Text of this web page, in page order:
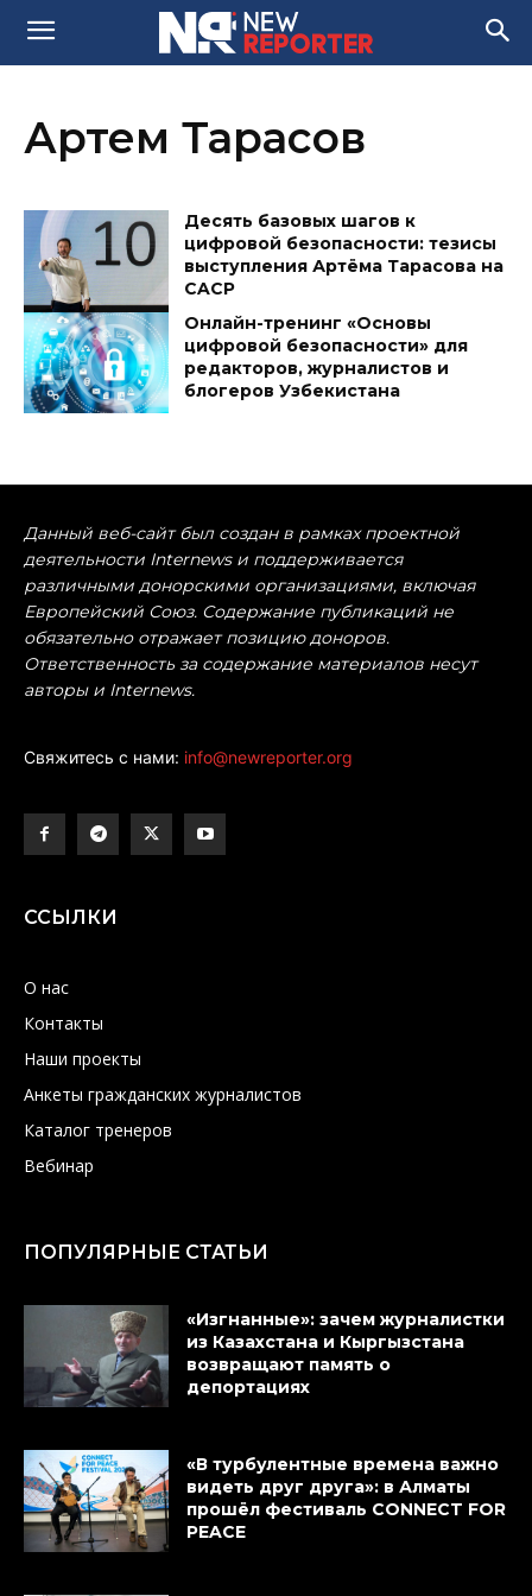
Артем Тарасов
Десять базовых шагов к
цифровой безопасности: тезисы
выступления Артёма Тарасова на
CACP
Онлайн-тренинг «Основы
цифровой безопасности» для
редакторов, журналистов и
блогеров Узбекистана
Данный веб-сайт был создан в рамках проектной
деятельности Internews и поддерживается
различными донорскими организациями, включая
Европейский Союз. Содержание публикаций не
обязательно отражает позицию доноров.
Ответственность за содержание материалов несут
авторы и Internews.
Свяжитесь с нами: info@newreporter.org
ССЫЛКИ
О нас
Контакты
Наши проекты
Анкеты гражданских журналистов
Каталог тренеров
Вебинар
ПОПУЛЯРНЫЕ СТАТЬИ
«Изгнанные»: зачем журналистки
из Казахстана и Кыргызстана
возвращают память о
депортациях
«В турбулентные времена важно
видеть друг друга»: в Алматы
прошёл фестиваль CONNECT FOR
PEACE